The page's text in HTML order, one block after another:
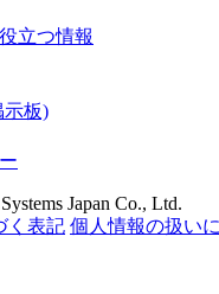
立つ情報
示板)
Japan Co., Ltd.
く表記 個人情報の扱い